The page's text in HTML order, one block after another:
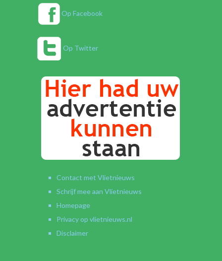
Op Facebook
Op Twitter
Contact met Vlietnieuws
Schrijf mee aan Vlietnieuws
Homepage
Privacy op vlietnieuws.nl
Disclaimer